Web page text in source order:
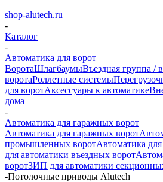
shop-alutech.ru
-
Каталог
-
Автоматика для ворот
ВоротаШлагбаумыВъездная группа /
воротаРоллетные системы
для воротАксессуары к автоматике
дома
-
Автоматика для гаражных ворот
Автоматика для гаражных ворот
промышленных воротАвтоматика
для автоматики въездных ворот
воротЗИП для автоматики
-Потолочные приводы Alutech